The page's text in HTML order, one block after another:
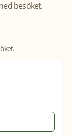
besöket.